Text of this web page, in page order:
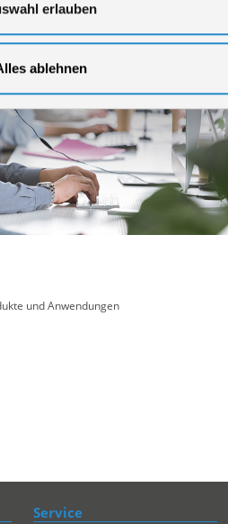
erlauben
ablehnen
und Anwendungen
Service